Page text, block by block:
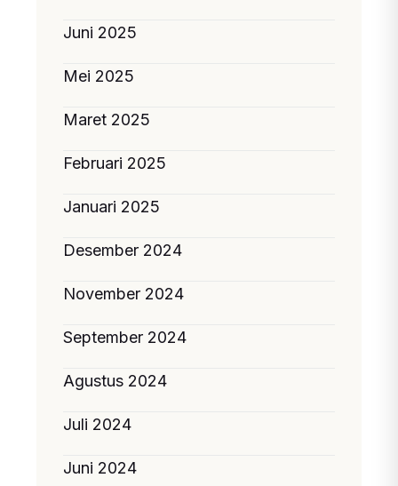
Juni 2025
Mei 2025
Maret 2025
Februari 2025
Januari 2025
Desember 2024
November 2024
September 2024
Agustus 2024
Juli 2024
Juni 2024